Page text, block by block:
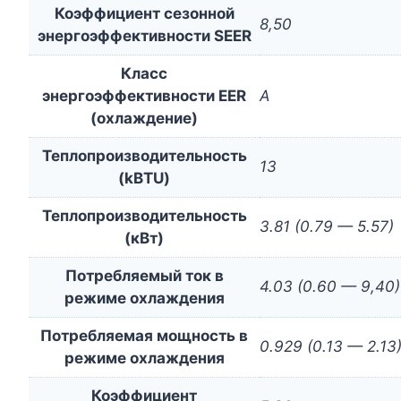
Коэффициент сезонной
энергоэффективности SEER
8,50
Класс
энергоэффективности EER
(охлаждение)
A
Теплопроизводительность
(kBTU)
13
Теплопроизводительность
(кВт)
3.81 (0.79 — 5.57)
Потребляемый ток в
режиме охлаждения
4.03 (0.60 — 9,40)
Потребляемая мощность в
режиме охлаждения
0.929 (0.13 — 2.13)
Коэффициент